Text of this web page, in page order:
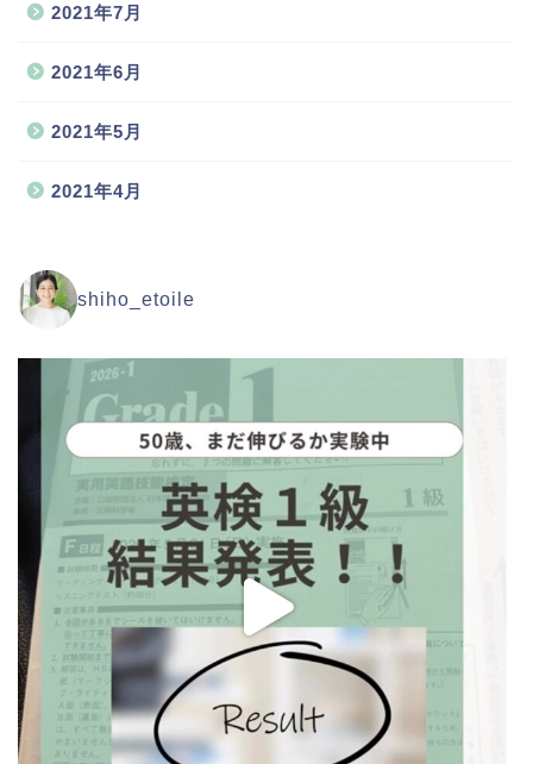
2021年7月
2021年6月
2021年5月
2021年4月
shiho_etoile